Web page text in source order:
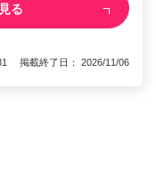
る
掲載終了日： 2026/11/06